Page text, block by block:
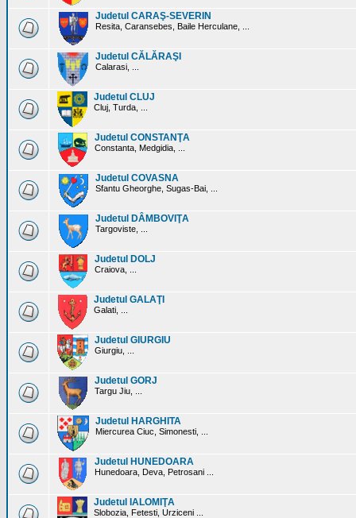
Judetul CARAŞ-SEVERIN
Resita, Caransebes, Baile Herculane, ...
Judetul CĂLĂRAŞI
Calarasi, ...
Judetul CLUJ
Cluj, Turda, ...
Judetul CONSTANŢA
Constanta, Medgidia, ...
Judetul COVASNA
Sfantu Gheorghe, Sugas-Bai, ...
Judetul DÂMBOVIŢA
Targoviste, ...
Judetul DOLJ
Craiova, ...
Judetul GALAŢI
Galati, ...
Judetul GIURGIU
Giurgiu, ...
Judetul GORJ
Targu Jiu, ...
Judetul HARGHITA
Miercurea Ciuc, Simonesti, ...
Judetul HUNEDOARA
Hunedoara, Deva, Petrosani ...
Judetul IALOMIŢA
Slobozia, Fetesti, Urziceni ...